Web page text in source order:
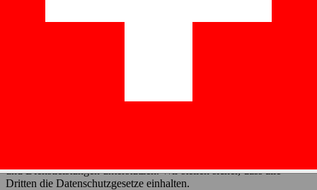
und regelmäßige Überprüfungen unserer Datenschutzpraktiken.
und Dienstleistungen unterstützen. Wir stellen sicher, dass alle
Dritten die Datenschutzgesetze einhalten.